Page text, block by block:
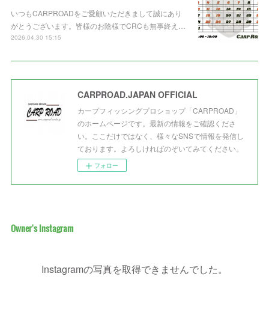
いつもCARPROADをご愛顧いただきまして誠にあり
がとうございます。皆様のお陰様でCRCも無事終え…
2026.04.30 15:15
CARPROAD.JAPAN OFFICIAL
カープフィッシングプロショップ「CARPROAD」
のホームページです。最新の情報をご確認くださ
い。ここだけではなく、様々なSNSで情報を発信し
ております。よろしければのぞいてみてください。
フォロー
Owner's Instagram
Instagramの写真を取得できませんでした。